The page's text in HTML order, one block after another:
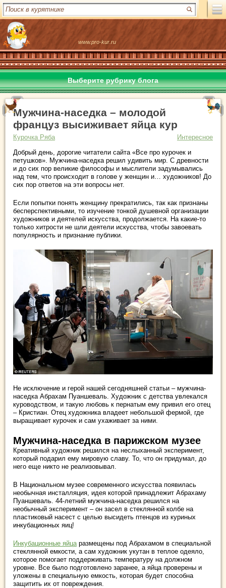
www.pro-kur.ru
Выберите рубрику блога
Мужчина-наседка – молодой
француз высиживает яйца кур
Курочка Ряба
Интересное
Добрый день, дорогие читатели сайта «Все про курочек и
петушков». Мужчина-наседка решил удивить мир. С древности
и до сих пор великие философы и мыслители задумывались
над тем, что происходит в голове у женщин и… художников! До
сих пор ответов на эти вопросы нет.
Если попытки понять женщину прекратились, так как признаны
бесперспективными, то изучение тонкой душевной организации
художников и деятелей искусства, продолжается. На какие-то
только хитрости не шли деятели искусства, чтобы завоевать
популярность и признание публики.
Не исключение и герой нашей сегодняшней статьи – мужчина-
наседка Абрахам Пуаншеваль. Художник с детства увлекался
куроводством, и такую любовь к пернатым ему привил его отец
– Кристиан. Отец художника владеет небольшой фермой, где
выращивает курочек и сам ухаживает за ними.
Мужчина-наседка в парижском музее
Креативный художник решился на неслыханный эксперимент,
который подарил ему мировую славу. То, что он придумал, до
него еще никто не реализовывал.
В Национальном музее современного искусства появилась
необычная инсталляция, идея которой принадлежит Абрахаму
Пуаншеваль. 44-летний мужчина-наседка решился на
необычный эксперимент – он засел в стеклянной колбе на
пластиковый насест с целью высидеть птенцов из куриных
инкубационных яиц!
Инкубационные яйца размещены под Абрахамом в специальной
стеклянной емкости, а сам художник укутан в теплое одеяло,
которое помогает поддерживать температуру на должном
уровне. Все было подготовлено заранее, а яйца проверены и
уложены в специальную емкость, которая будет способна
защитить их от повреждения.